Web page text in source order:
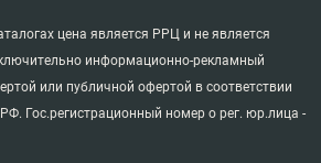
цена является РРЦ и не является
информационно-рекламный
или публичной офертой в соответствии
Гос.регистрационный номер о рег. юр.лица -